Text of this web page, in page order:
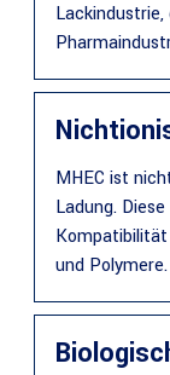
MHEC ist
Ladung.
Kompatibilität
und Polymere.